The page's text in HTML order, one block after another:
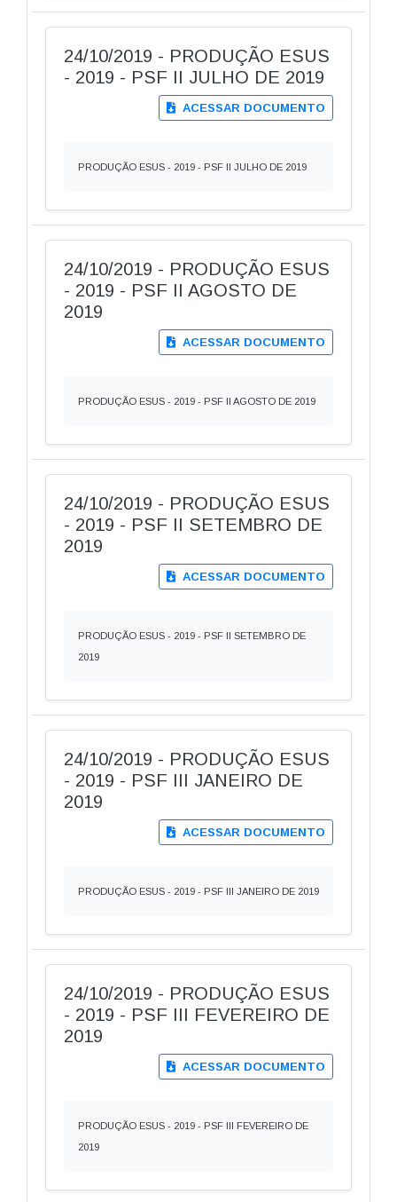
24/10/2019 - PRODUÇÃO ESUS
- 2019 - PSF II JULHO DE 2019
ACESSAR DOCUMENTO
PRODUÇÃO ESUS - 2019 - PSF II JULHO DE 2019
24/10/2019 - PRODUÇÃO ESUS
- 2019 - PSF II AGOSTO DE
2019
ACESSAR DOCUMENTO
PRODUÇÃO ESUS - 2019 - PSF II AGOSTO DE 2019
24/10/2019 - PRODUÇÃO ESUS
- 2019 - PSF II SETEMBRO DE
2019
ACESSAR DOCUMENTO
PRODUÇÃO ESUS - 2019 - PSF II SETEMBRO DE
2019
24/10/2019 - PRODUÇÃO ESUS
- 2019 - PSF III JANEIRO DE
2019
ACESSAR DOCUMENTO
PRODUÇÃO ESUS - 2019 - PSF III JANEIRO DE 2019
24/10/2019 - PRODUÇÃO ESUS
- 2019 - PSF III FEVEREIRO DE
2019
ACESSAR DOCUMENTO
PRODUÇÃO ESUS - 2019 - PSF III FEVEREIRO DE
2019